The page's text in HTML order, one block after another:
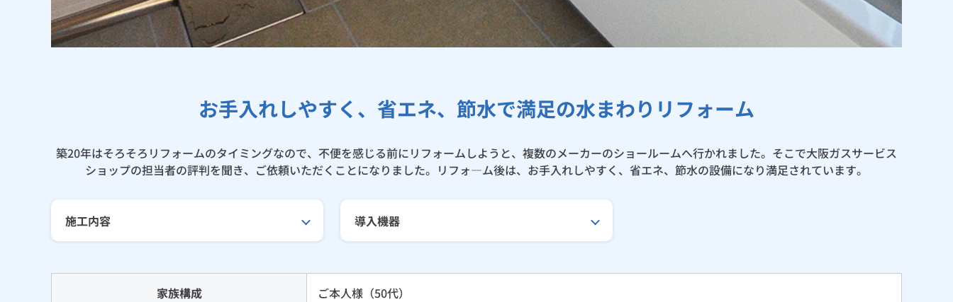
お手入れしやすく、省エネ、節水で満足の水まわりリフォーム
築20年はそろそろリフォームのタイミングなので、不便を感じる前にリフォームしようと、複数のメーカーのショールームへ行かれました。そこで大阪ガスサービス
ショップの担当者の評判を聞き、ご依頼いただくことになりました。リフォ―ム後は、お手入れしやすく、省エネ、節水の設備になり満足されています。
施工内容 導入機器
家族構成 ご本人様（50代）